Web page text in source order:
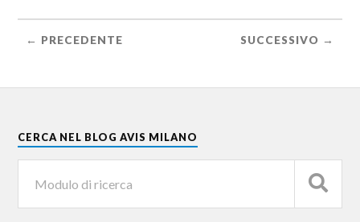
← PRECEDENTE SUCCESSIVO →
CERCA NEL BLOG AVIS MILANO